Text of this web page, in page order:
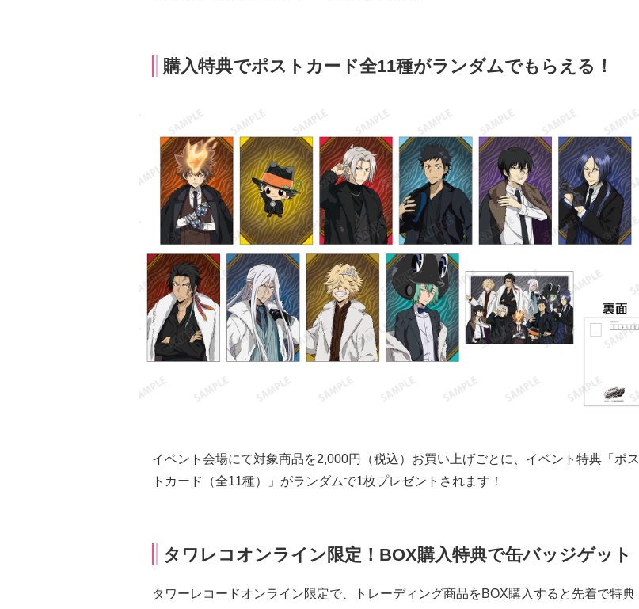
購入特典でポストカード全11種がランダムでもらえる！
イベント会場にて対象商品を2,000円（税込）お買い上げごとに、イベント特典「ポス
トカード（全11種）」がランダムで1枚プレゼントされます！
タワレコオンライン限定！BOX購入特典で缶バッジゲット
タワーレコードオンライン限定で、トレーディング商品をBOX購入すると先着で特典